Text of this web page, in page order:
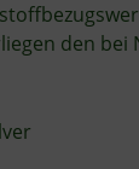
den